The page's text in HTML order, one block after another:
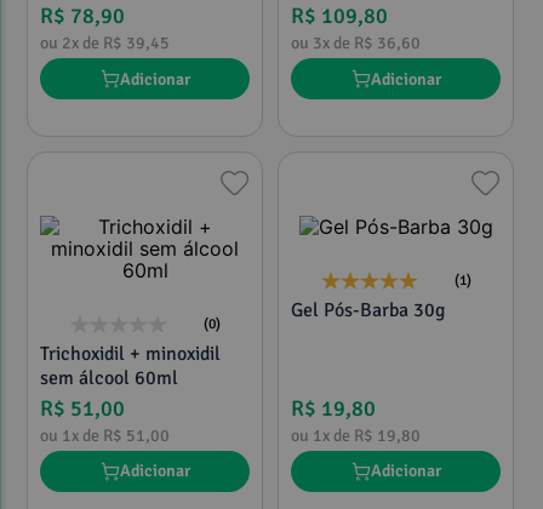
120g
R$ 78,90
ou 2x de R$ 39,45
Adicionar
R$ 109,80
ou 3x de R$ 36,60
Adicionar
(0)
Trichoxidil + minoxidil
sem álcool 60ml
R$ 51,00
ou 1x de R$ 51,00
Adicionar
(1)
Gel Pós-Barba 30g
R$ 19,80
ou 1x de R$ 19,80
Adicionar